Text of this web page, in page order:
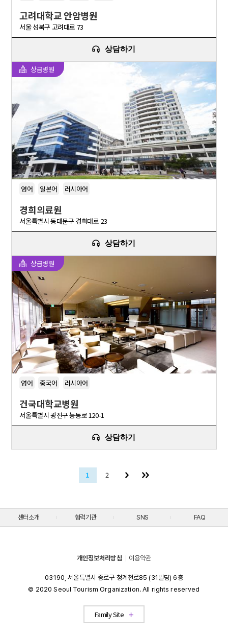
고려대학교 안암병원
서울 성북구 고려대로 73
상담하기
상급병원
영어 일본어 러시아어
경희의료원
서울특별시 동대문구 경희대로 23
상담하기
상급병원
영어 중국어 러시아어
건국대학교병원
서울특별시 광진구 능동로 120-1
상담하기
1 2
개인정보처리방침 이용약관
03190, 서울특별시 종로구 청계천로85 (31빌딩) 6층
© 2020 Seoul Tourism Organization. All rights reserved
Family Site
Partners
센터소개 협력기관 SNS FAQ